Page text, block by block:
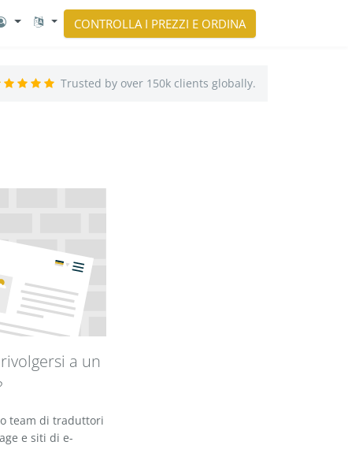
CONTROLLA I PREZZI E ORDINA
Trusted by over 150k clients globally.
a un
team di traduttori
e siti di e-